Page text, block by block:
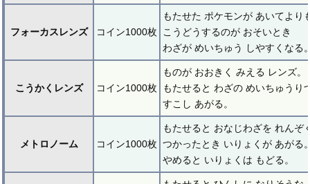
フォーカスレンズ コイン1000枚
もたせた ポケモンが あいてより
こうどうするのが おそいとき
わざが めいちゅう しやすくなる
こうかくレンズ コイン1000枚
ものが おおきく みえる レンズ。
もたせると わざの めいちゅうり
すこし あがる。
メトロノーム コイン1000枚
もたせると おなじわざを れんぞ
つかったとき いりょくが あがる
やめると いりょくは もどる。